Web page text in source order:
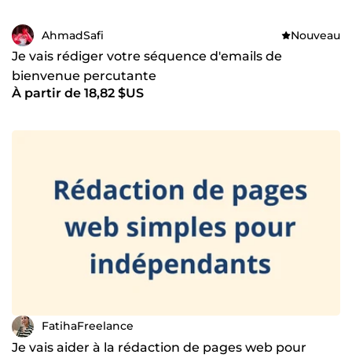
AhmadSafi Nouveau
Je vais rédiger votre séquence d'emails de
bienvenue percutante
À partir de 18,82 $US
FatihaFreelance
Je vais aider à la rédaction de pages web pour